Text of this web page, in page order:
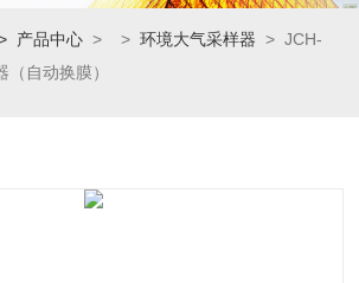
产品中心 > >环境大气采样器 > JCH-
自动换膜）